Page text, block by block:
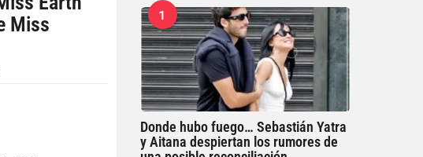
Miss
1
Donde hubo fuego… Sebastián Yatra
y Aitana despiertan los rumores de